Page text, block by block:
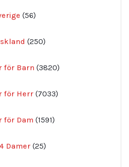
56
produkter
250
produkter
för Barn 3820
produkter
för Herr 7033
produkter
för Dam 1591
produkter
Damer 25
produkter